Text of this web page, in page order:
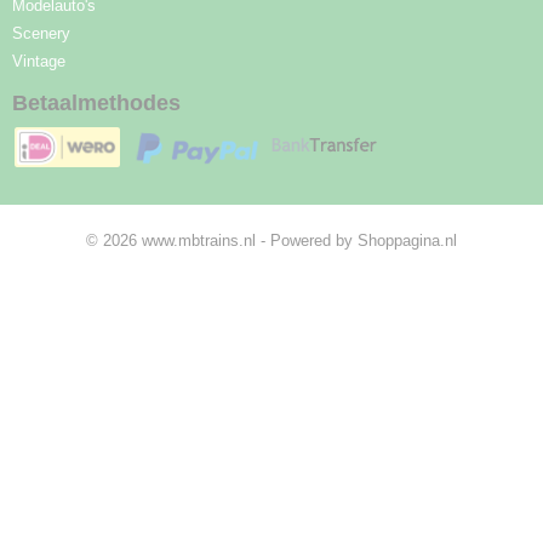
Modelauto's
Scenery
Vintage
Betaalmethodes
© 2026 www.mbtrains.nl - Powered by Shoppagina.nl